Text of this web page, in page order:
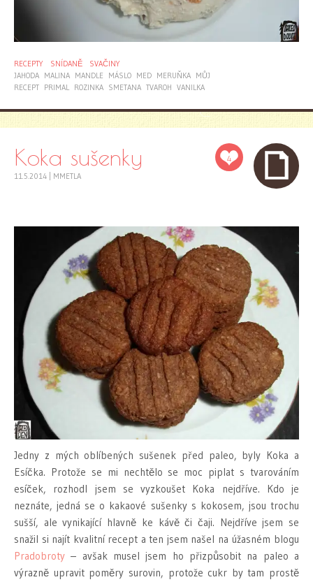
RECEPTY SNÍDANĚ
SVAČINY
JAHODA MALINA MANDLE MÁSLO MED MERUŇKA MŮJ
RECEPT PRIMAL ROZINKA SMETANA TVAROH VANILKA
4
Koka sušenky
11.5.2014 MMETLA
Jedny z mých oblíbených sušenek před paleo, byly Koka a
Esíčka. Protože se mi nechtělo se moc piplat s tvarováním
esíček, rozhodl jsem se vyzkoušet Koka nejdříve. Kdo je
neznáte, jedná se o kakaové sušenky s kokosem, jsou trochu
sušší, ale vynikající hlavně ke kávě či čaji. Nejdříve jsem se
snažil si najít kvalitní recept a ten jsem našel na úžasném blogu
Pradobroty – avšak musel jsem ho přizpůsobit na paleo a
výrazně upravit poměry surovin, protože cukr by tam prostě